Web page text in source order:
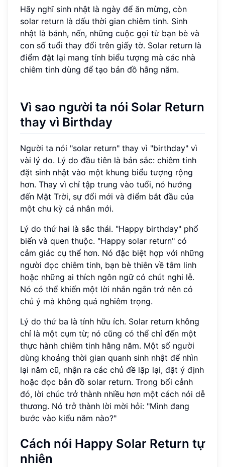
Hãy nghĩ sinh nhật là ngày để ăn mừng, còn
solar return là dấu thời gian chiêm tinh. Sinh
nhật là bánh, nến, những cuộc gọi từ bạn bè và
con số tuổi thay đổi trên giấy tờ. Solar return là
điểm đặt lại mang tính biểu tượng mà các nhà
chiêm tinh dùng để tạo bản đồ hằng năm.
Vì sao người ta nói Solar Return
thay vì Birthday
Người ta nói "solar return" thay vì "birthday" vì
vài lý do. Lý do đầu tiên là bản sắc: chiêm tinh
đặt sinh nhật vào một khung biểu tượng rộng
hơn. Thay vì chỉ tập trung vào tuổi, nó hướng
đến Mặt Trời, sự đổi mới và điểm bắt đầu của
một chu kỳ cá nhân mới.
Lý do thứ hai là sắc thái. "Happy birthday" phổ
biến và quen thuộc. "Happy solar return" có
cảm giác cụ thể hơn. Nó đặc biệt hợp với những
người đọc chiêm tinh, bạn bè thiên về tâm linh
hoặc những ai thích ngôn ngữ có chút nghi lễ.
Nó có thể khiến một lời nhắn ngắn trở nên có
chủ ý mà không quá nghiêm trọng.
Lý do thứ ba là tính hữu ích. Solar return không
chỉ là một cụm từ; nó cũng có thể chỉ đến một
thực hành chiêm tinh hằng năm. Một số người
dùng khoảng thời gian quanh sinh nhật để nhìn
lại năm cũ, nhận ra các chủ đề lặp lại, đặt ý định
hoặc đọc bản đồ solar return. Trong bối cảnh
đó, lời chúc trở thành nhiều hơn một cách nói dễ
thương. Nó trở thành lời mời hỏi: "Mình đang
bước vào kiểu năm nào?"
Cách nói Happy Solar Return tự
nhiên